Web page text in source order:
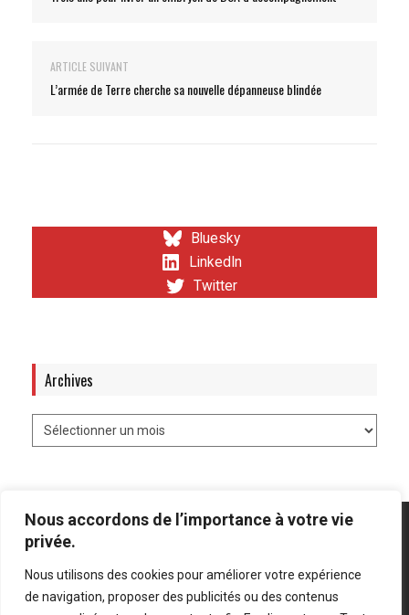
Nous accordons de l’importance à votre vie
privée.
Nous utilisons des cookies pour améliorer votre expérience
de navigation, proposer des publicités ou des contenus
ARTICLE SUIVANT
L’armée de Terre cherche sa nouvelle dépanneuse blindée
Bluesky
LinkedIn
Twitter
Archives
Mentions légales Politique de confidentialité